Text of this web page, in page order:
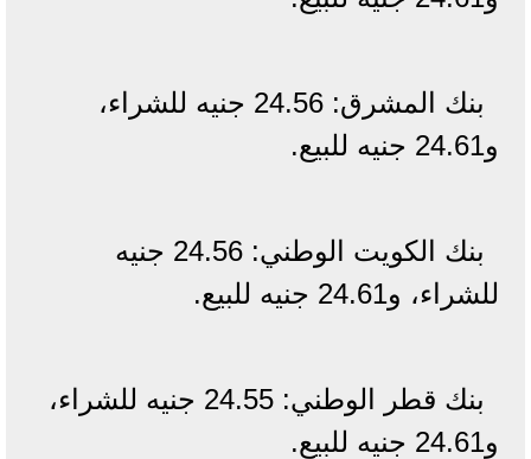
بنك المشرق: 24.56 جنيه للشراء،
و24.61 جنيه للبيع.
بنك الكويت الوطني: 24.56 جنيه
للشراء، و24.61 جنيه للبيع.
بنك قطر الوطني: 24.55 جنيه للشراء،
و24.61 جنيه للبيع.